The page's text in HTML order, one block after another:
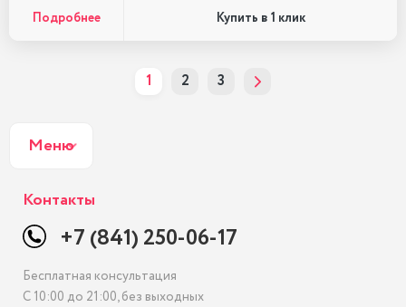
Подробнее Купить в 1 клик
1 2 3
Меню
Контакты
+7 (841) 250-06-17
Бесплатная консультация
С 10:00 до 21:00, без выходных